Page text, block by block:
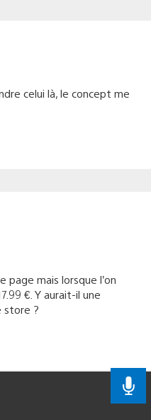
celui là, le concept me
page mais lorsque l’on
€. Y aurait-il une
store ?